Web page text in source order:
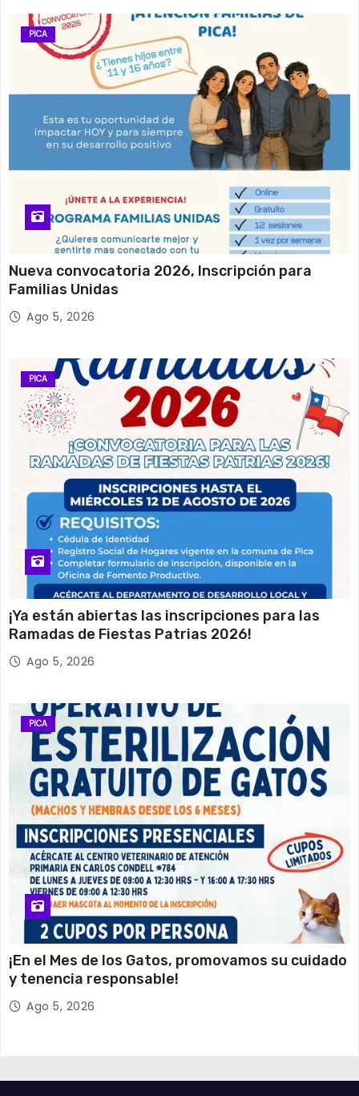
PICA
Nueva convocatoria 2026, Inscripción para
Familias Unidas
Ago 5, 2026
PICA
¡Ya están abiertas las inscripciones para las
Ramadas de Fiestas Patrias 2026!
Ago 5, 2026
PICA
¡En el Mes de los Gatos, promovamos su cuidado
y tenencia responsable!
Ago 5, 2026